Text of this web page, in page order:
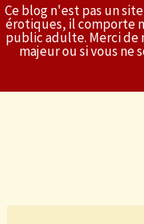
Ce blog n'est pas un
érotiques, il comporte
public adulte. Merci de
majeur ou si vous ne
contenu